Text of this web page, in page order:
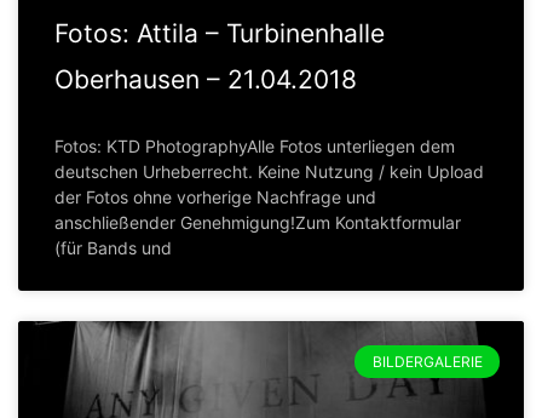
Fotos: Attila – Turbinenhalle
Oberhausen – 21.04.2018
Fotos: KTD PhotographyAlle Fotos unterliegen dem
deutschen Urheberrecht. Keine Nutzung / kein Upload
der Fotos ohne vorherige Nachfrage und
anschließender Genehmigung!Zum Kontaktformular
(für Bands und
BILDERGALERIE